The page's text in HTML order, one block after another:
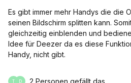
Es gibt immer mehr Handys die die
seinen Bildschirm splitten kann.
gleichzeitig einblenden und
Idee für Deezer da es diese
Handy, nicht gibt.
T D 2 Personen gefällt das